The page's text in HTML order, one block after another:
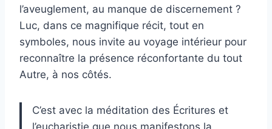
l’aveuglement, au manque de discernement ?
Luc, dans ce magnifique récit, tout en
symboles, nous invite au voyage intérieur pour
reconnaître la présence réconfortante du tout
Autre, à nos côtés.
C’est avec la méditation des Écritures et